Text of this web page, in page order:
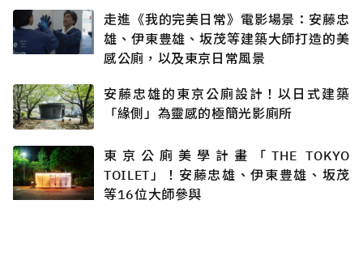
走進《我的完美日常》電影場景：安藤忠
雄、伊東豊雄、坂茂等建築大師打造的美
感公廁，以及東京日常風景
安藤忠雄的東京公廁設計！以日式建築
「緣側」為靈感的極簡光影廁所
東京公廁美學計畫「THE TOKYO
TOILET」！安藤忠雄、伊東豊雄、坂茂
等16位大師參與